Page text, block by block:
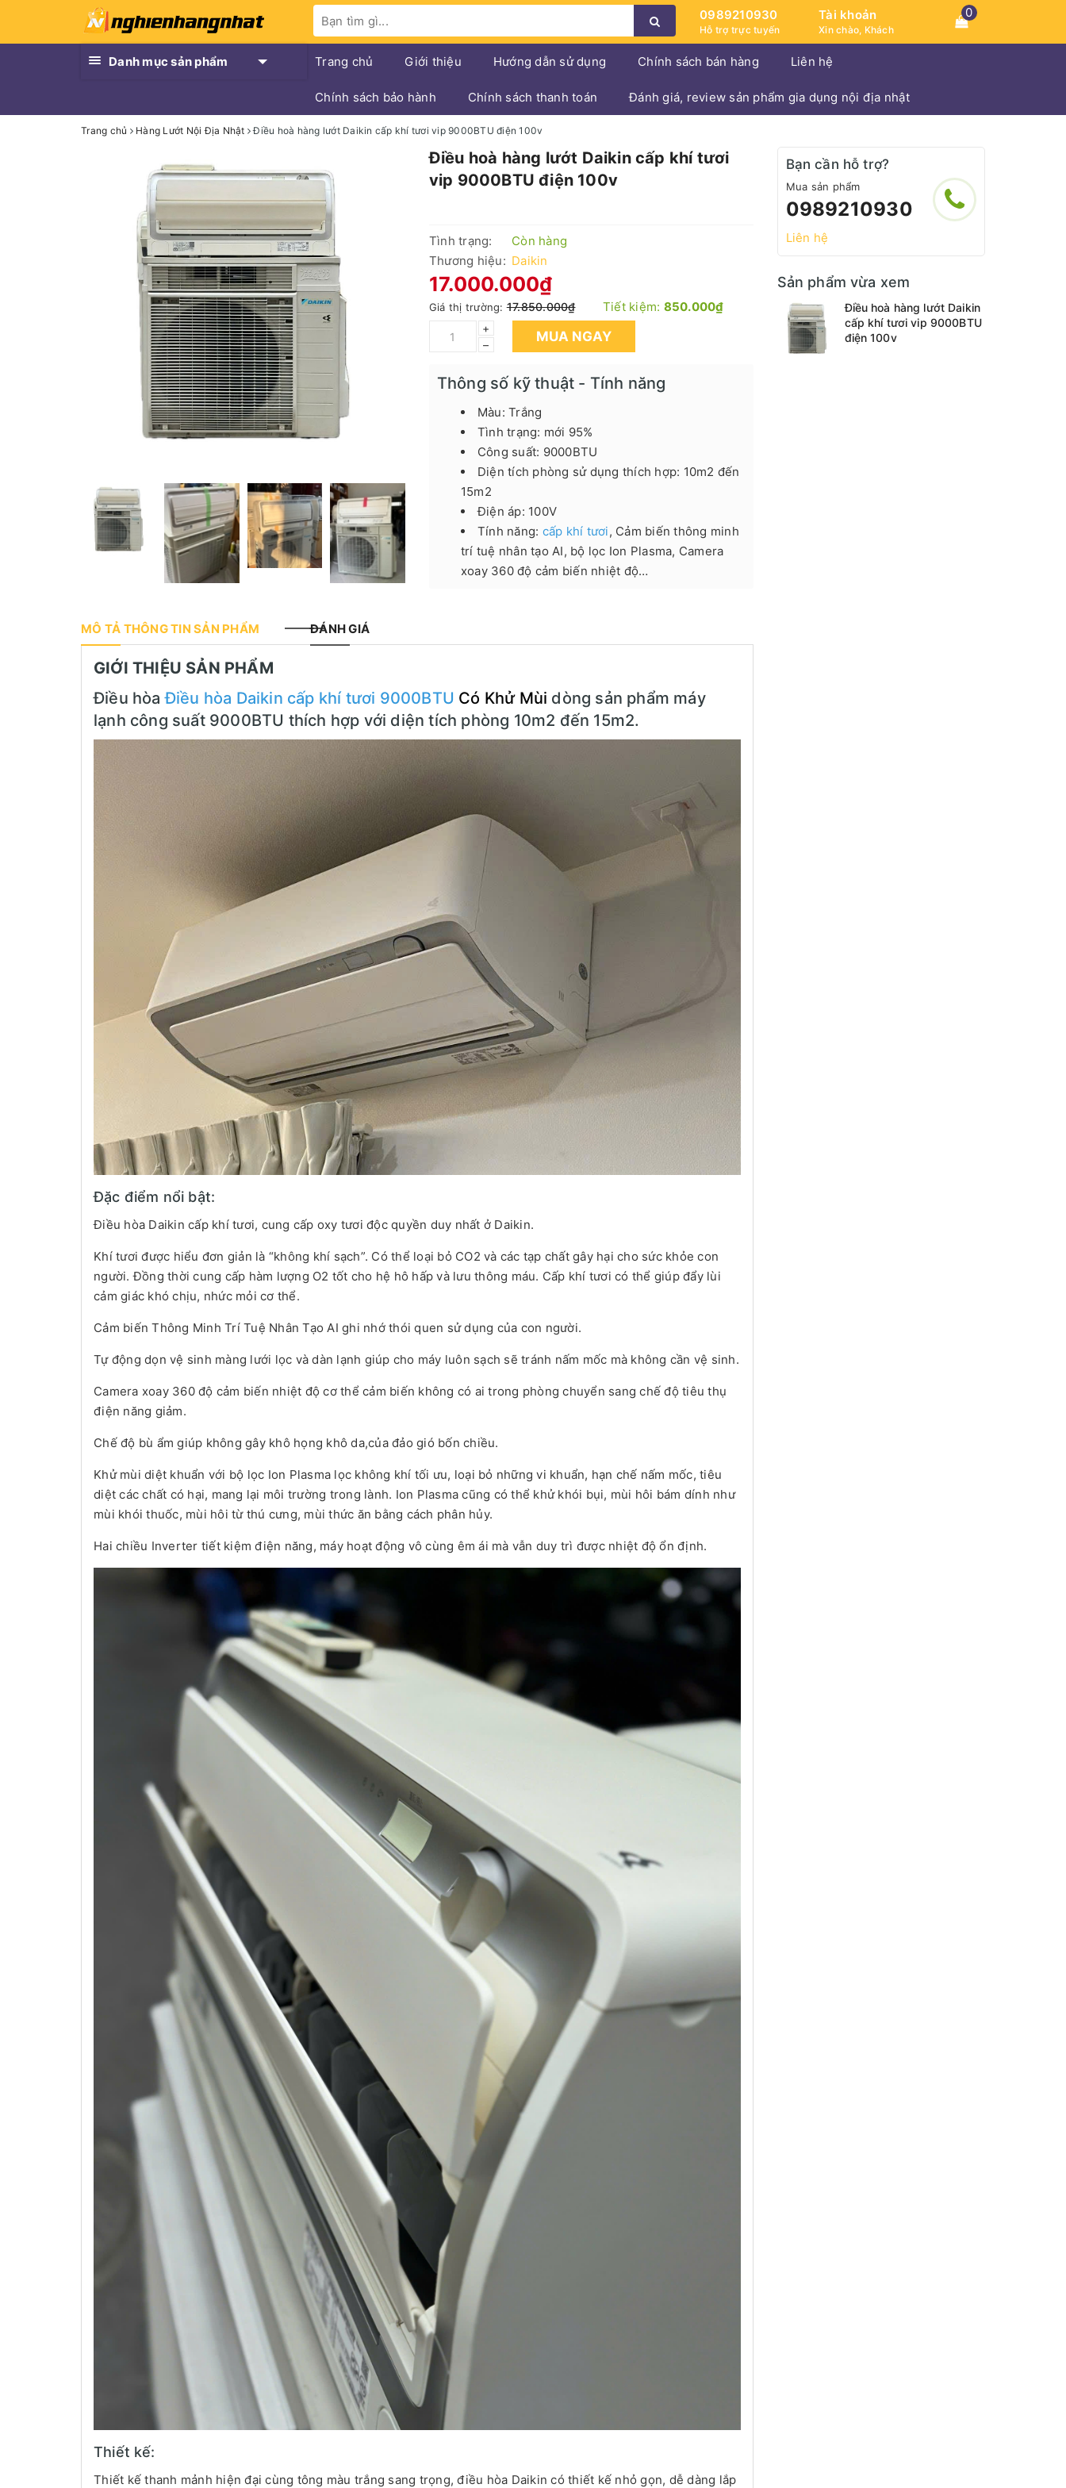
0989210930
Hỗ trợ trực tuyến
Tài khoản
Xin chào, Khách
0
Danh mục sản phẩm Trang chủ Giới thiệu Hướng dẫn sử dụng Chính sách bán hàng Liên hệ
Chính sách bảo hành Chính sách thanh toán Đánh giá, review sản phẩm gia dụng nội địa nhật
Trang chủ Hàng Lướt Nội Địa Nhật Điều hoà hàng lướt Daikin cấp khí tươi vip 9000BTU điện 100v
Điều hoà hàng lướt Daikin cấp khí tươi
vip 9000BTU điện 100v
Tình trạng:
Còn hàng
Thương hiệu: Daikin
17.000.000₫
Giá thị trường:17.850.000₫ Tiết kiệm: 850.000₫
+
–
MUA NGAY
Thông số kỹ thuật - Tính năng
Màu: Trắng
Tình trạng: mới 95%
Công suất: 9000BTU
Diện tích phòng sử dụng thích hợp: 10m2 đến
15m2
Điện áp: 100V
Tính năng: cấp khí tươi, Cảm biến thông minh
trí tuệ nhân tạo AI, bộ lọc Ion Plasma, Camera
xoay 360 độ cảm biến nhiệt độ…
MÔ TẢ THÔNG TIN SẢN PHẨM ĐÁNH GIÁ
GIỚI THIỆU SẢN PHẨM
Điều hòaĐiều hòa Daikin cấp khí tươi 9000BTU Có Khử Mùi dòng sản phẩm máy
lạnh công suất 9000BTU thích hợp với diện tích phòng 10m2 đến 15m2.
Đặc điểm nổi bật:
Điều hòa Daikin cấp khí tươi, cung cấp oxy tươi độc quyền duy nhất ở Daikin.
Khí tươi được hiểu đơn giản là “không khí sạch”. Có thể loại bỏ CO2 và các tạp chất gây hại cho sức khỏe con
người. Đồng thời cung cấp hàm lượng O2 tốt cho hệ hô hấp và lưu thông máu. Cấp khí tươi có thể giúp đẩy lùi
cảm giác khó chịu, nhức mỏi cơ thể.
Cảm biến Thông Minh Trí Tuệ Nhân Tạo AI ghi nhớ thói quen sử dụng của con người.
Tự động dọn vệ sinh màng lưới lọc và dàn lạnh giúp cho máy luôn sạch sẽ tránh nấm mốc mà không cần vệ sinh.
Camera xoay 360 độ cảm biến nhiệt độ cơ thể cảm biến không có ai trong phòng chuyển sang chế độ tiêu thụ
điện năng giảm.
Chế độ bù ẩm giúp không gây khô họng khô da,của đảo gió bốn chiều.
Khử mùi diệt khuẩn với bộ lọc Ion Plasma lọc không khí tối ưu, loại bỏ những vi khuẩn, hạn chế nấm mốc, tiêu
diệt các chất có hại, mang lại môi trường trong lành. Ion Plasma cũng có thể khử khói bụi, mùi hôi bám dính như
mùi khói thuốc, mùi hôi từ thú cưng, mùi thức ăn bằng cách phân hủy.
Hai chiều Inverter tiết kiệm điện năng, máy hoạt động vô cùng êm ái mà vẫn duy trì được nhiệt độ ổn định.
Thiết kế:
Thiết kế thanh mảnh hiện đại cùng tông màu trắng sang trọng, điều hòa Daikin có thiết kế nhỏ gọn, dễ dàng lắp
Bạn cần hỗ trợ?
Mua sản phẩm
0989210930
Liên hệ
Sản phẩm vừa xem
Điều hoà hàng lướt Daikin
cấp khí tươi vip 9000BTU
điện 100v